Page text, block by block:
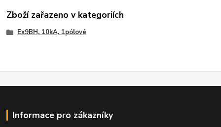
Zboží zařazeno v kategoriích
Ex9BH, 10kA, 1pólové
Informace pro zákazníky